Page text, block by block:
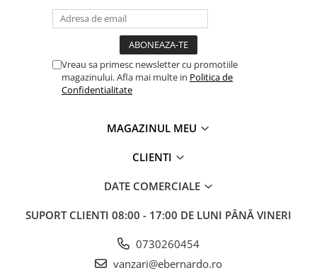
Vreau sa primesc newsletter cu promotiile
magazinului. Afla mai multe in Politica de
Confidentialitate
MAGAZINUL MEU
CLIENTI
DATE COMERCIALE
SUPORT CLIENTI 08:00 - 17:00 DE LUNI PÂNĂ VINERI
0730260454
vanzari@ebernardo.ro